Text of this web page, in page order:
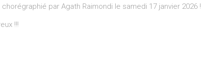
par Agath Raimondi le samedi 17 janvier 2026 !
!!!